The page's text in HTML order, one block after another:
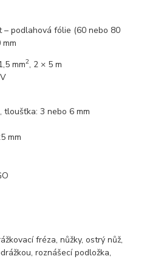
– podlahová fólie (60 nebo 80
mm2, 2 × 5 m
tloušťka: 3 nebo 6 mm
mm
fréza, nůžky, ostrý nůž,
roznášecí podložka,